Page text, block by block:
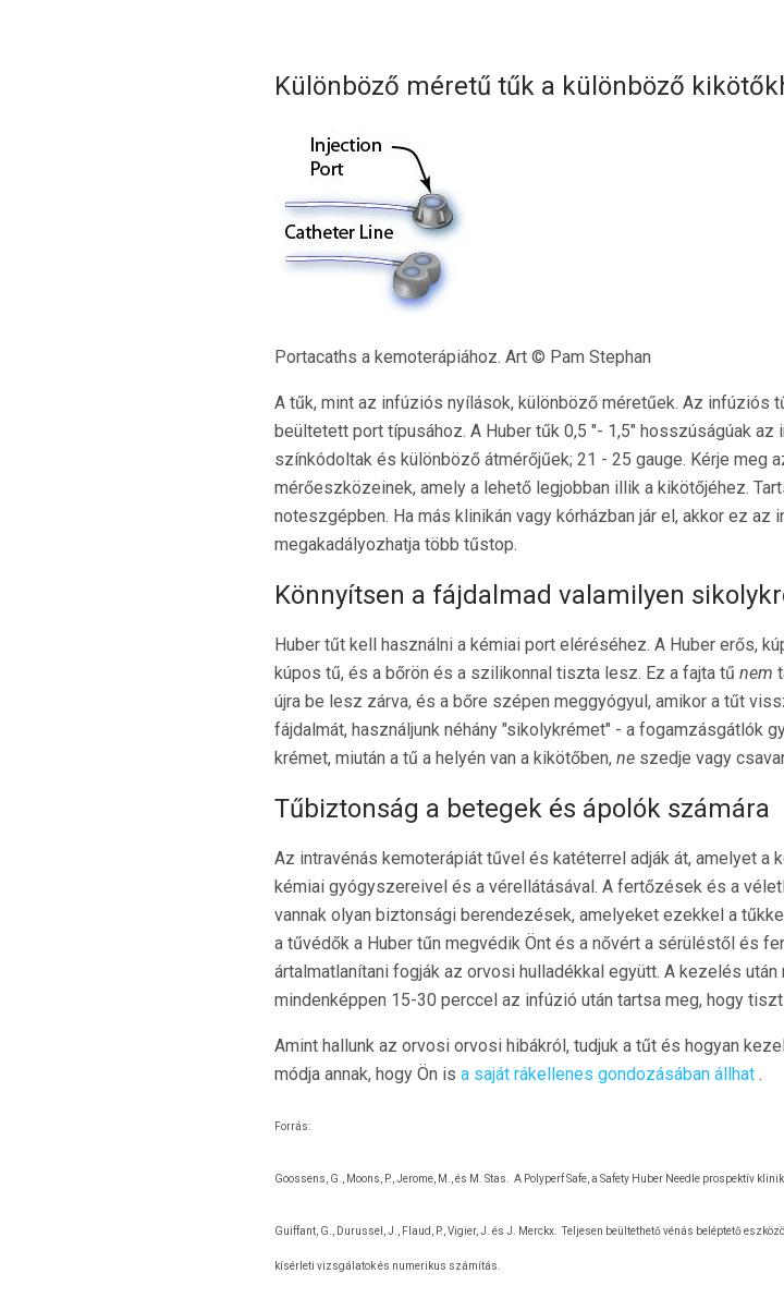
Különböző méretű tűk a különböző
Portacaths a kemoterápiához. Art © Pam Stephan
A tűk, mint az infúziós nyílások, különböző méretűek. Az infúziós
beültetett port típusához. A Huber tűk 0,5 "- 1,5" hosszúságúak
színkódoltak és különböző átmérőjűek; 21 - 25 gauge. Kérje meg
mérőeszközeinek, amely a lehető legjobban illik a kikötőjéhez.
noteszgépben. Ha más klinikán vagy kórházban jár el, akkor ez az
megakadályozhatja több tűstop.
Könnyítsen a fájdalmad valamilyen
Huber tűt kell használni a kémiai port eléréséhez. A Huber erős,
kúpos tű, és a bőrön és a szilikonnal tiszta lesz. Ez a fajta tű nem
újra be lesz zárva, és a bőre szépen meggyógyul, amikor a tűt
fájdalmát, használjunk néhány "sikolykrémet" - a fogamzásgátlók
krémet, miután a tű a helyén van a kikötőben, ne szedje vagy
Tűbiztonság a betegek és ápolók számára
Az intravénás kemoterápiát tűvel és katéterrel adják át, amelyet
kémiai gyógyszereivel és a vérellátásával. A fertőzések és a
vannak olyan biztonsági berendezések, amelyeket ezekkel a
a tűvédők a Huber tűn megvédik Önt és a nővért a sérüléstől és
ártalmatlanítani fogják az orvosi hulladékkal együtt. A kezelés
mindenképpen 15-30 perccel az infúzió után tartsa meg, hogy
Amint hallunk az orvosi orvosi hibákról, tudjuk a tűt és hogyan
módja annak, hogy Ön is a saját rákellenes gondozásában állhat .
Forrás:
Goossens, G., Moons, P., Jerome, M., és M. Stas. A Polyperf Safe, a Safety Huber Needle prospektív
Guiffant, G., Durussel, J., Flaud, P., Vigier, J. és J. Merckx. Teljesen beültethető vénás beléptető
kísérleti vizsgálatok és numerikus számítás.